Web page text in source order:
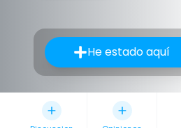
He estado aquí